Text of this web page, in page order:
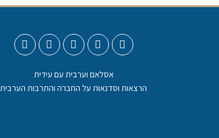
אסלאם וערבית עם עידית
הרצאות וסדנאות על החברה והתרבות הערבית